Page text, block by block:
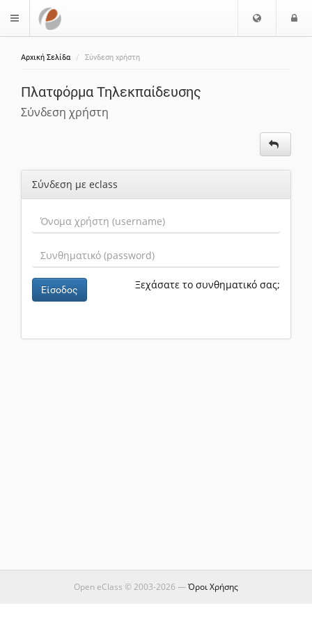
$langMenu
Επιλογή
Αρχική Σελίδα Σύνδεση χρήστη
Πλατφόρμα Τηλεκπαίδευσης
Σύνδεση χρήστη
Σύνδεση με eclass
Είσοδος Ξεχάσατε το συνθηματικό σας;
Open eClass © 2003-2026 —Όροι Χρήσης